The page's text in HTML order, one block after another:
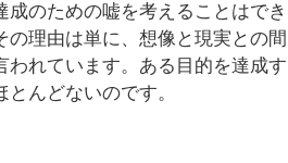
のための嘘を考えることはでき
理由は単に、想像と現実との間
れています。ある目的を達成す
んどないのです。